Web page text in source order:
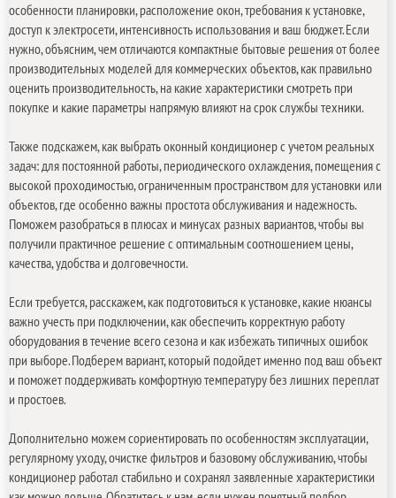
особенности планировки, расположение окон, требования к установке,
доступ к электросети, интенсивность использования и ваш бюджет. Если
нужно, объясним, чем отличаются компактные бытовые решения от более
производительных моделей для коммерческих объектов, как правильно
оценить производительность, на какие характеристики смотреть при
покупке и какие параметры напрямую влияют на срок службы техники.
Также подскажем, как выбрать оконный кондиционер с учетом реальных
задач: для постоянной работы, периодического охлаждения, помещения с
высокой проходимостью, ограниченным пространством для установки или
объектов, где особенно важны простота обслуживания и надежность.
Поможем разобраться в плюсах и минусах разных вариантов, чтобы вы
получили практичное решение с оптимальным соотношением цены,
качества, удобства и долговечности.
Если требуется, расскажем, как подготовиться к установке, какие нюансы
важно учесть при подключении, как обеспечить корректную работу
оборудования в течение всего сезона и как избежать типичных ошибок
при выборе. Подберем вариант, который подойдет именно под ваш объект
и поможет поддерживать комфортную температуру без лишних переплат
и простоев.
Дополнительно можем сориентировать по особенностям эксплуатации,
регулярному уходу, очистке фильтров и базовому обслуживанию, чтобы
кондиционер работал стабильно и сохранял заявленные характеристики